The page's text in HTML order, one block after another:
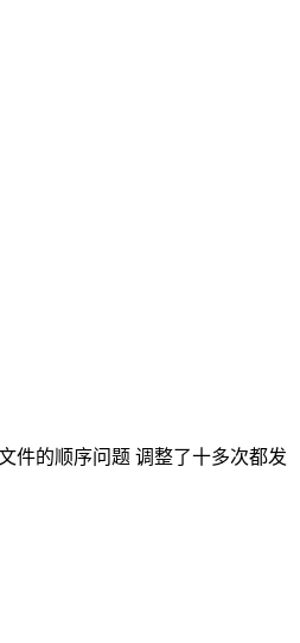
件的顺序问题 调整了十多次都发